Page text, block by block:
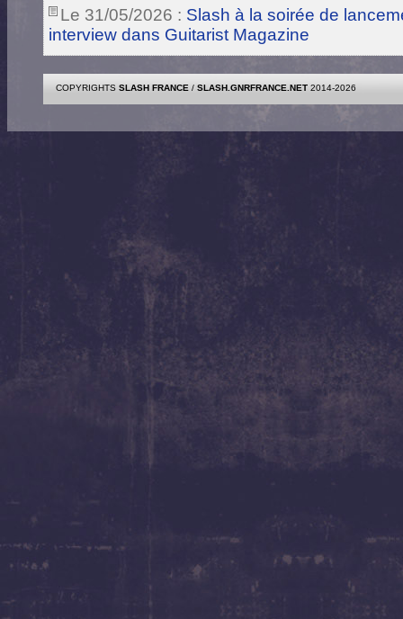
Le 31/05/2026 : Slash à la soirée de
interview dans Guitarist Magazine
COPYRIGHTS SLASH FRANCE / SLASH.GNRFRANCE.NET 2014-2026